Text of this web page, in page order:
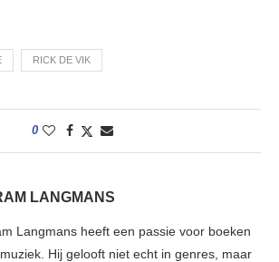
RICK DE VIK
0
LANGMANS
Langmans heeft een passie voor boeken
Hij gelooft niet echt in genres, maar